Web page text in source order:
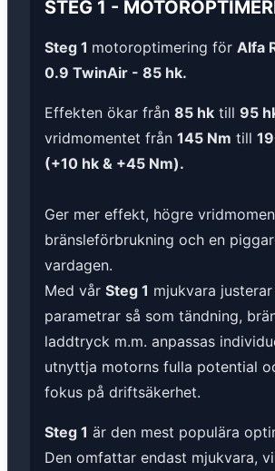
STEG 1 -
Steg 1 motoroptimering för Alfa
0.9 TwinAir - 85 hk.
Effekten ökar från 85 hk till 95
vridmomentet från 145 Nm till
(+10 hk & +45 Nm).
Ger mer effekt, högre
bränsleförbrukning och en
vardagen.
Med vår Steg 1 mjukvara
parametrar så som tändning,
laddtryck m.m. anpassas
utnyttja motorns fulla potential
fokus på driftsäkerhet.
Steg 1 är den mest populära
Den omfattar endast mjukvara,